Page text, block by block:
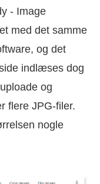
- Image
med det samme
og det
indlæses dog
og
flere JPG-filer.
nogle